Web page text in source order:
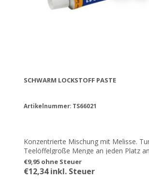
SCHWARM LOCKSTOFF PASTE
Artikelnummer: TS66021
Konzentrierte Mischung mit Melisse.
Teelöffelgroße Menge an jeden Platz
wünschen das der Schwarm angezogen
funktioniert extrem gut.
€9,95 ohne Steuer
€12,34 inkl. Steuer